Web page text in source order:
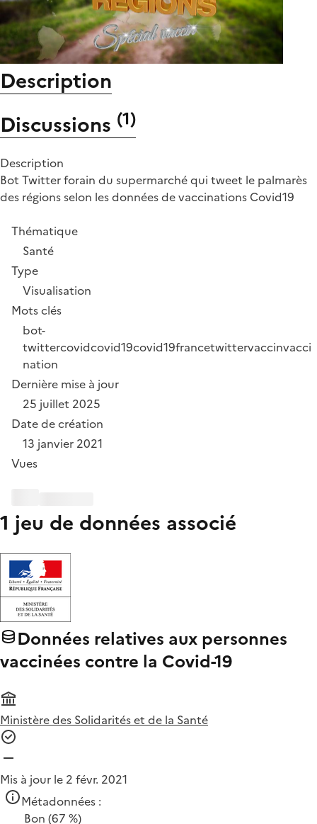
Description
Discussions (1)
Description
Bot Twitter forain du supermarché qui tweet le palmarès
des régions selon les données de vaccinations Covid19
Thématique
Santé
Type
Visualisation
Mots clés
bot-
twittercovidcovid19covid19francetwittervaccinvacci
nation
Dernière mise à jour
25 juillet 2025
Date de création
13 janvier 2021
Vues
1 jeu de données associé
Données relatives aux personnes
vaccinées contre la Covid-19
Ministère des Solidarités et de la Santé
Mis à jour le 2 févr. 2021
Métadonnées :
Bon (67 %)